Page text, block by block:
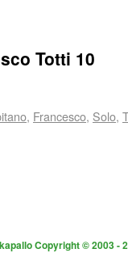
Totti 10
, Francesco, Solo,
Copyright © 2003 -